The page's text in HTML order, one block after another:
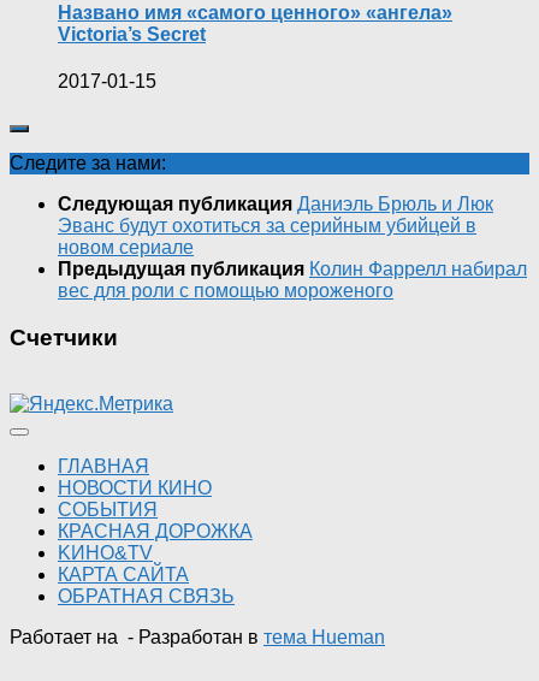
Названо имя «самого ценного» «ангела»
Victoria’s Secret
2017-01-15
Следите за нами:
Следующая публикация Даниэль Брюль и Люк
Эванс будут охотиться за серийным убийцей в
новом сериале
Предыдущая публикация Колин Фаррелл набирал
вес для роли с помощью мороженого
Счетчики
ГЛАВНАЯ
НОВОСТИ КИНО
СОБЫТИЯ
КРАСНАЯ ДОРОЖКА
KИНО&TV
КАРТА САЙТА
ОБРАТНАЯ СВЯЗЬ
Работает на - Разработан в тема Hueman